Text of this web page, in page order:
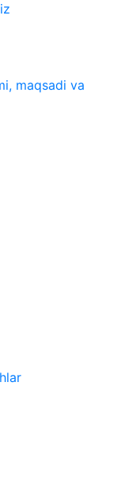
maqsadi va